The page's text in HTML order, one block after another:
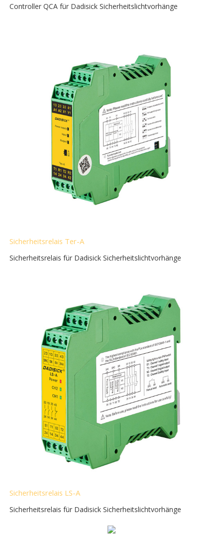
Controller QCA für Dadisick Sicherheitslichtvorhänge
Sicherheitsrelais Ter-A
Sicherheitsrelais für Dadisick Sicherheitslichtvorhänge
Sicherheitsrelais LS-A
Sicherheitsrelais für Dadisick Sicherheitslichtvorhänge